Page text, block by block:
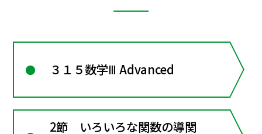
３１５数学Ⅲ Advanced
2節 いろいろな関数の導関